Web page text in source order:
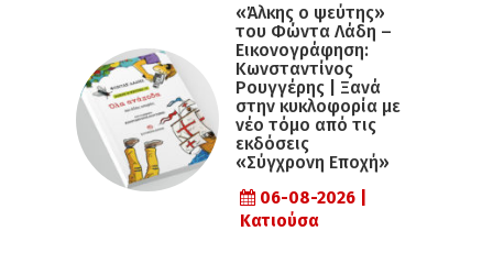
«Άλκης ο ψεύτης»
του Φώντα Λάδη –
Εικονογράφηση:
Κωνσταντίνος
Ρουγγέρης | Ξανά
στην κυκλοφορία με
νέο τόμο από τις
εκδόσεις
«Σύγχρονη Εποχή»
06-08-2026 |
Κατιούσα